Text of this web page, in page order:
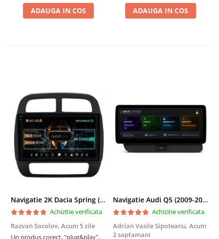
ADAUGA IN COS ADAUGA IN COS
Navigatie 2K Dacia Spring (2021- Prezent), Android, S-Quadcore / 4GB RAM + 64GB ROM, 9.5 Inch - AD-BGS90042K+AD-BGRKIT366V4s
Achizitie verificata
Razvan Socolov, Acum 5 zile
Un produs corect, "plug&play",
Navigatie Audi Q5 (2009-2017), Linux OS & OEM, MMI 3G, CarPlay & Android Auto Wireless, MirrorLink, Camera AHD, 12.3 Inch - AD-BGAALNXH+AD-BGRKITQ5002
Achizitie verificata
Adrian Vasile Sipoteanu, Acum
2 saptamani